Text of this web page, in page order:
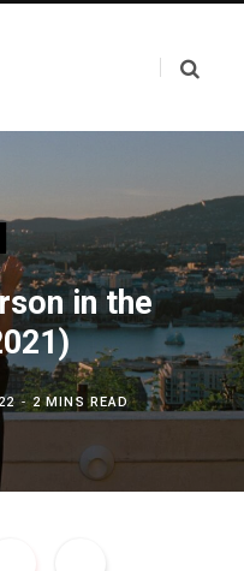
in the
2 MINS READ